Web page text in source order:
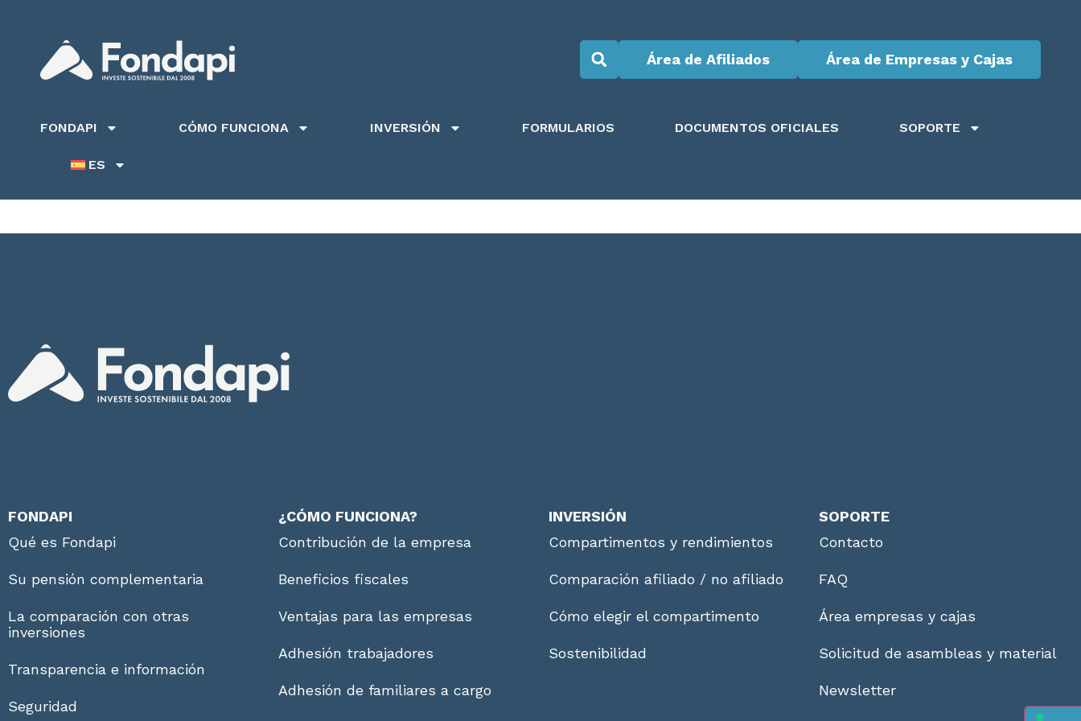
Área de Afiliados Área de Empresas y Cajas
FONDAPI CÓMO FUNCIONA INVERSIÓN FORMULARIOS DOCUMENTOS OFICIALES SOPORTE
ES
FONDAPI
Qué es Fondapi
Su pensión complementaria
La comparación con otras
inversiones
Transparencia e información
Seguridad
¿CÓMO FUNCIONA?
Contribución de la empresa
Beneficios fiscales
Ventajas para las empresas
Adhesión trabajadores
Adhesión de familiares a cargo
INVERSIÓN
Compartimentos y rendimientos
Comparación afiliado / no afiliado
Cómo elegir el compartimento
Sostenibilidad
SOPORTE
Contacto
FAQ
Área empresas y cajas
Solicitud de asambleas y material
Newsletter